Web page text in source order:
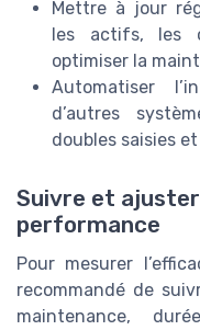
Mettre à jour
les actifs, les
optimiser la
Automatiser
d’autres
doubles saisies
Suivre et
performance
Pour mesurer
recommandé de
maintenance,